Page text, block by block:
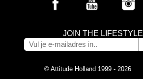
JOIN THE LIFESTYLE
© Attitude Holland 1999 - 2026